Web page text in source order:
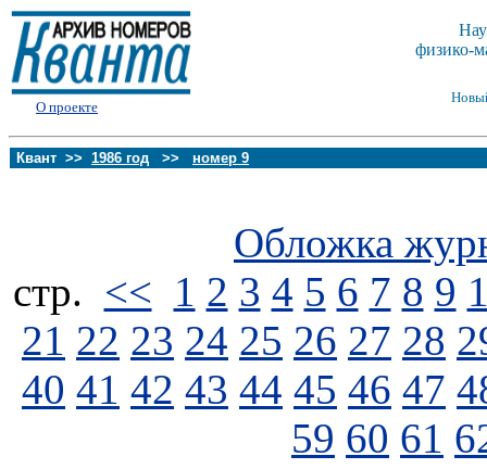
О проекте
физико-
Квант >> 1986 год >> номер 9
Обложка
стp. << 1 2 3 4 5 6 7 8 9
21 22 23 24 25 26 27 28
40 41 42 43 44 45 46 47
59 60 61